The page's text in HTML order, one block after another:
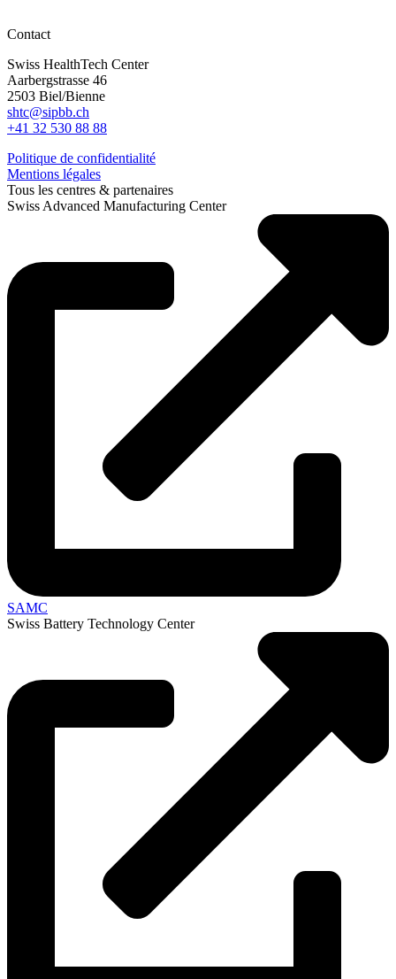
Contact
Swiss HealthTech Center
Aarbergstrasse 46
2503 Biel/Bienne
shtc@sipbb.ch
+41 32 530 88 88
Politique de confidentialité
Mentions légales
Tous les centres & partenaires
Swiss Advanced Manufacturing Center
SAMC
Swiss Battery Technology Center